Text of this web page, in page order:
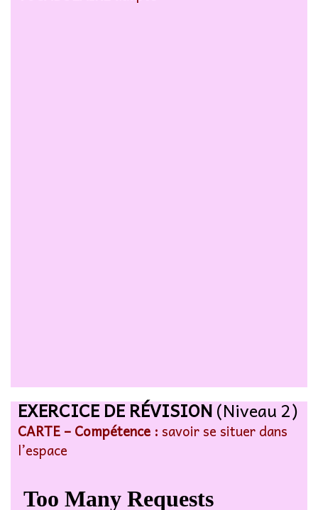
EXERCICE DE RÉVISION(Niveau 2)
CARTE – Compétence : savoir se situer dans
l’espace